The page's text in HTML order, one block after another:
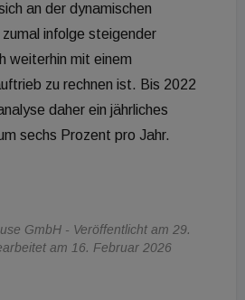
an der dynamischen
infolge steigender
weiterhin mit einem
zu rechnen ist. Bis 2022
daher ein jährliches
sechs Prozent pro Jahr.
GmbH - Veröffentlicht am 29.
am 16. Februar 2026